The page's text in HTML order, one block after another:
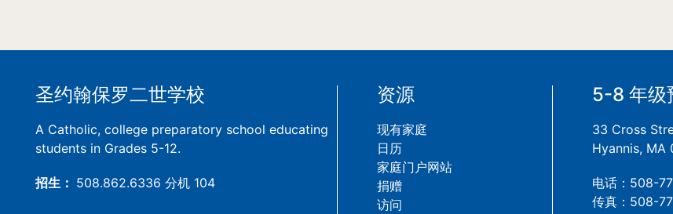
圣约翰保罗二世学校
A Catholic, college preparatory school educating
students in Grades 5-12.
招生： 508.862.6336 分机 104
资源
现有家庭
日历
家庭门户网站
捐赠
访问
5-8 年级
33 Cross
Hyannis, MA
电话：508-
传真：508-